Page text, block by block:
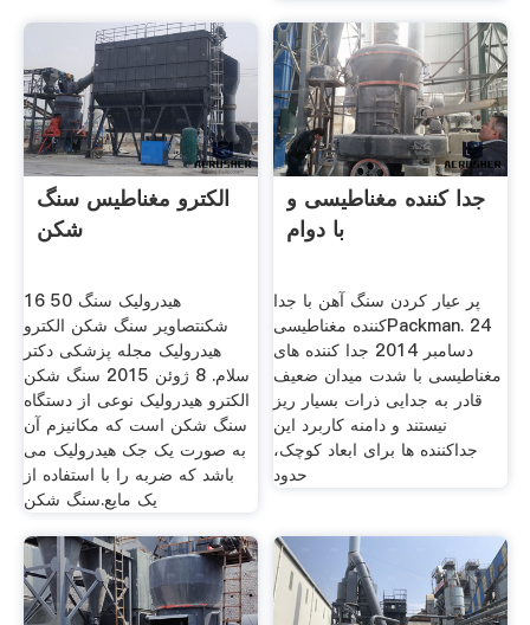
الکترو مغناطیس سنگ
شکن
16 50 هیدرولیک سنگ
شکنتصاویر سنگ شکن الکترو
هیدرولیک مجله پزشکی دکتر
سلام. 8 ژوئن 2015 سنگ شکن
الکترو هیدرولیک نوعی از دستگاه
سنگ شکن است که مکانیزم آن
به صورت یک جک هیدرولیک می
باشد که ضربه را با استفاده از
یک مایع.سنگ شکن
جدا کننده مغناطیسی و
با دوام
پر عیار کردن سنگ آهن با جدا
کننده مغناطیسیPackman. 24
دسامبر 2014 جدا کننده های
مغناطیسی با شدت میدان ضعیف
قادر به جدایی ذرات بسیار ریز
نیستند و دامنه کاربرد این
جداکننده ها برای ابعاد کوچک،
حدود